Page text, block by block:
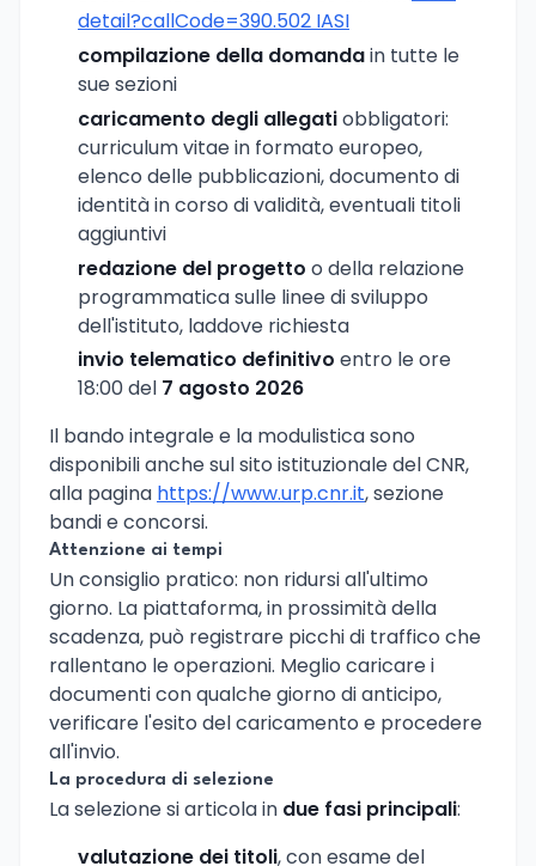
detail?callCode=390.502 IASI
compilazione della domandain tutte le
sue sezioni
caricamento degli allegatiobbligatori:
curriculum vitae in formato europeo,
elenco delle pubblicazioni, documento di
identità in corso di validità, eventuali titoli
aggiuntivi
redazione del progetto o della relazione
programmatica sulle linee di sviluppo
dell'istituto, laddove richiesta
invio telematico definitivo entro le ore
18:00 del 7 agosto 2026
Il bando integrale e la modulistica sono
disponibili anche sul sito istituzionale del CNR,
alla pagina https://www.urp.cnr.it, sezione
bandi e concorsi.
Attenzione ai tempi
Un consiglio pratico: non ridursi all'ultimo
giorno. La piattaforma, in prossimità della
scadenza, può registrare picchi di traffico che
rallentano le operazioni. Meglio caricare i
documenti con qualche giorno di anticipo,
verificare l'esito del caricamento e procedere
all'invio.
La procedura di selezione
La selezione si articola in due fasi principali:
valutazione dei titoli, con esame del